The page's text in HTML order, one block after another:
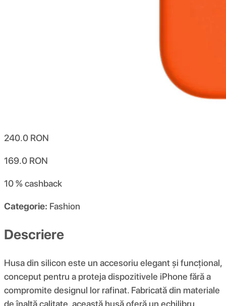
240.0 RON
169.0 RON
10 %cashback
Categorie: Fashion
Descriere
Husa din silicon este un accesoriu elegant și funcțional,
conceput pentru a proteja dispozitivele iPhone fără a
compromite designul lor rafinat. Fabricată din materiale
de înaltă calitate, această husă oferă un echilibru